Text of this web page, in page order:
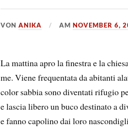
VONANIKA AMNOVEMBER 6,
La mattina apro la finestra e la
me. Viene frequentata da abitanti
color sabbia sono diventati rifugio
e lascia libero un buco destinato a
e fanno capolino dai loro